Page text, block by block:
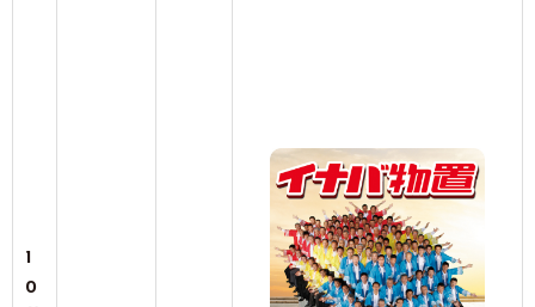
1
0